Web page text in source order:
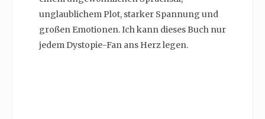
unglaublichem Plot, starker Spannung und
großen Emotionen. Ich kann dieses Buch nur
jedem Dystopie-Fan ans Herz legen.